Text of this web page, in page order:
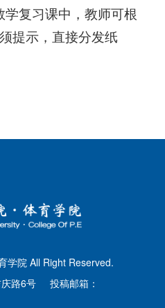
复习课中，教师可根
提示，直接分发纸
学院 All Right Reserved.
庆路6号 投稿邮箱：